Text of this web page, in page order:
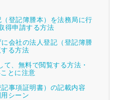
登記簿謄本）を法務局に行
得申請する方法
会社の法人登記（登記簿謄
る方法
て、無料で閲覧する方法・
とに注意
事項証明書）の記載内容
用シーン